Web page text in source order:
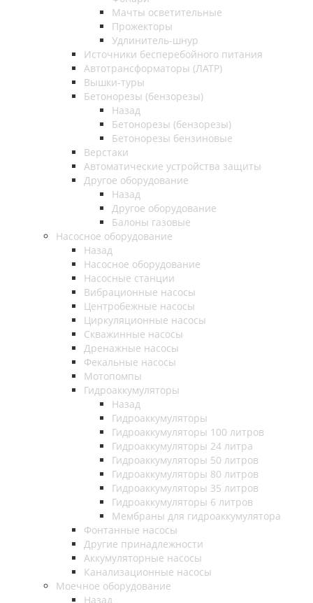
Мачты осветительные
Прожекторы
Удлинитель-шнур
Источники бесперебойного питания
Автотрансформаторы (ЛАТР)
Вышки-туры
Бетонорезы (бензорезы)
Назад
Бетонорезы (бензорезы)
Бетонорезы бензиновые
Верстаки
Автоматические устройства защиты
Другое оборудование
Назад
Другое оборудование
Балоны газовые
Насосное оборудование
Назад
Насосное оборудование
Насосные станции
Вибрационные насосы
Центробежные насосы
Циркуляционные насосы
Скважинные насосы
Дренажные насосы
Фекальные насосы
Мотопомпы
Гидроаккумуляторы
Назад
Гидроаккумуляторы
Гидроаккумуляторы 100 литров
Гидроаккумуляторы 24 литра
Гидроаккумуляторы 50 литров
Гидроаккумуляторы 80 литров
Гидроаккумуляторы 35 литров
Гидроаккумуляторы 6 литров
Мембраны для гидроаккумулятора
Фонтанные насосы
Другие принадлежности
Аккумуляторные насосы
Канализационные насосы
Моечное оборудование
Назад